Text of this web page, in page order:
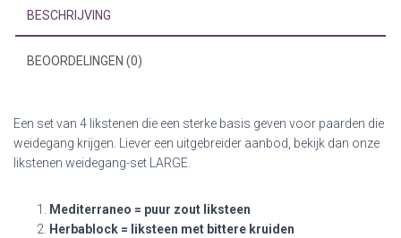
BESCHRIJVING
BEOORDELINGEN (0)
Een set van 4 likstenen die een sterke basis geven voor paarden die
weidegang krijgen. Liever een uitgebreider aanbod, bekijk dan onze
likstenen weidegang-set LARGE.
Mediterraneo = puur zout liksteen
Herbablock = liksteen met bittere kruiden